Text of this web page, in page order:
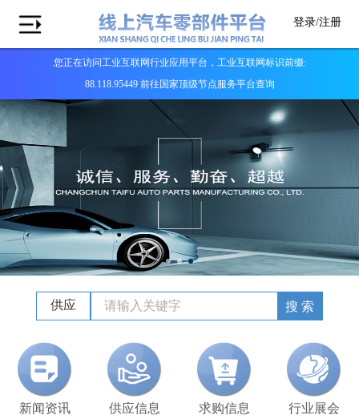
登录/注册
您正在访问工业互联网行业应用平台，工业互联网标识前缀:
88.118.95449 前往国家顶级节点服务平台查询
供应 搜 索
新闻资讯 供应信息 求购信息 行业展会